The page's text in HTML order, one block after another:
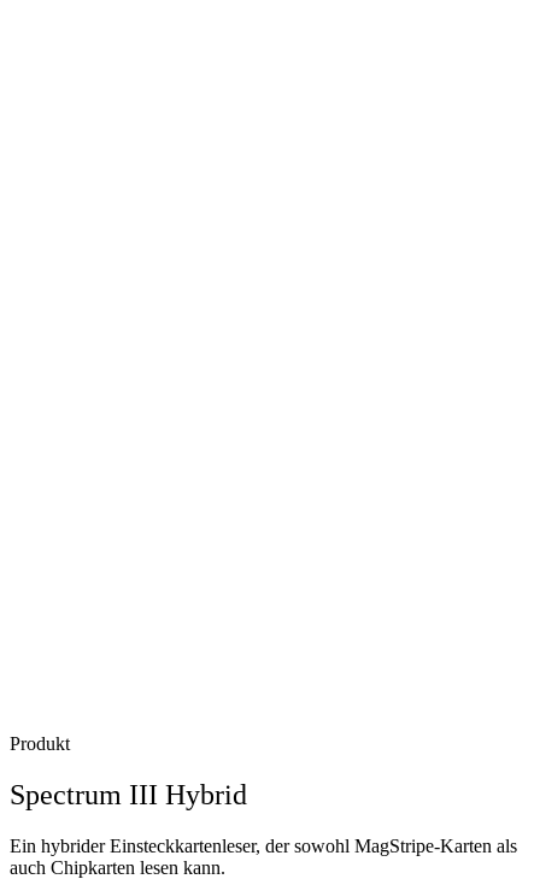
Produkt
Spectrum III Hybrid
Ein hybrider Einsteckkartenleser, der sowohl MagStripe-Karten als
auch Chipkarten lesen kann.